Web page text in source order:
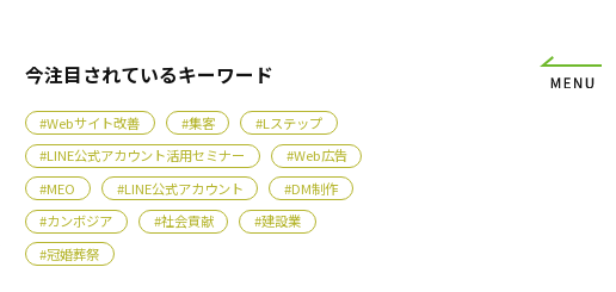
今注目されているキーワード
#Webサイト改善 #集客
#Lステップ
#LINE公式アカウント活用セミナー
#Web広告
#MEO
#LINE公式アカウント
#DM制作
#カンボジア
#社会貢献
#建設業
#冠婚葬祭